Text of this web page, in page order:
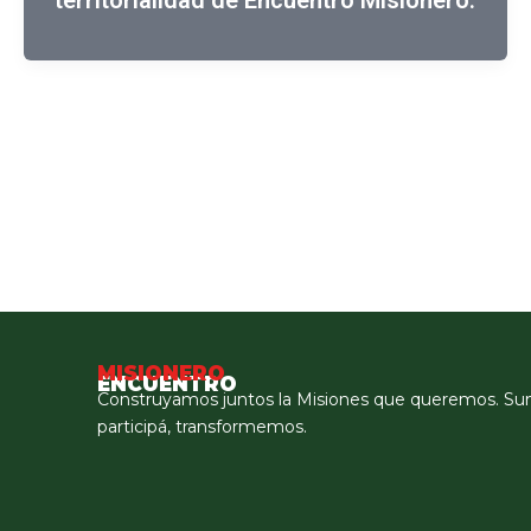
ENCUENTRO
MISIONERO
Construyamos juntos la Misiones que queremos.
participá, transformemos.